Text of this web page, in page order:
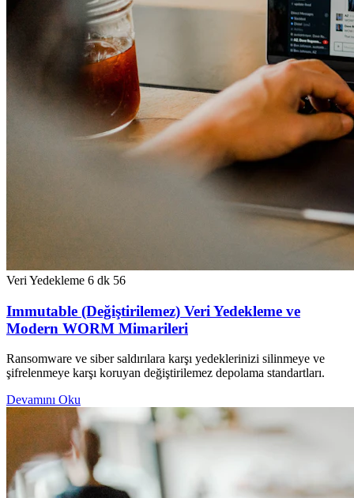
Veri Yedekleme 6 dk 56
Immutable (Değiştirilemez) Veri Yedekleme ve
Modern WORM Mimarileri
Ransomware ve siber saldırılara karşı yedeklerinizi silinmeye ve
şifrelenmeye karşı koruyan değiştirilemez depolama standartları.
Devamını Oku